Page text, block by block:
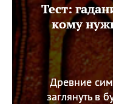
Тест:
кому
Древние
заглянуть в